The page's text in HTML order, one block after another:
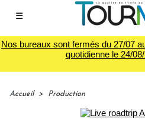
☰
Nos bureaux sont fermés du 27/07
quotidienne le 24/
Accueil > Production